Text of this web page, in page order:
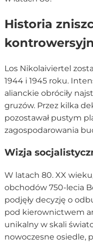
Historia
Los Nikolaiviertel
1944 i 1945 roku.
alianckie obróciły
gruzów. Przez kilka
pozostawał pustym
zagospodarowania
Wizja
W latach 80. XX
obchodów 750-lecia
podjęły decyzję o
pod kierownictwem
unikalny w skali
nowoczesne osiedle,